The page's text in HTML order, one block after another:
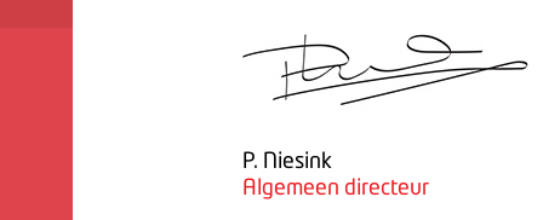
P. Niesink
Algemeen directeur